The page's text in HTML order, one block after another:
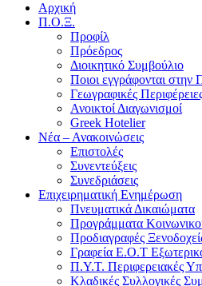
Αρχική
Π.Ο.Ξ.
Προφίλ
Πρόεδρος
Διοικητικό Συμβούλιο
Ποιοι εγγράφονται
Γεωγραφικές
Ανοικτοί Διαγωνισμoί
Greek Hotelier
Νέα – Ανακοινώσεις
Επιστολές
Συνεντεύξεις
Συνεδριάσεις
Επιχειρηματική Ενημέρωση
Πνευματικά Δικαιώματα
Προγράμματα
Προδιαγραφές
Γραφεία Ε.Ο.Τ
Π.Υ.Τ. Περιφερειακές
Κλαδικές Συλλογικές